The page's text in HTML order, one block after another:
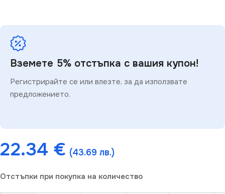
Вземете 5% отстъпка с вашия купон!
Регистрирайте се или влезте, за да използвате
предложението.
22.34 € (43.69 лв.)
Отстъпки при покупка на количество